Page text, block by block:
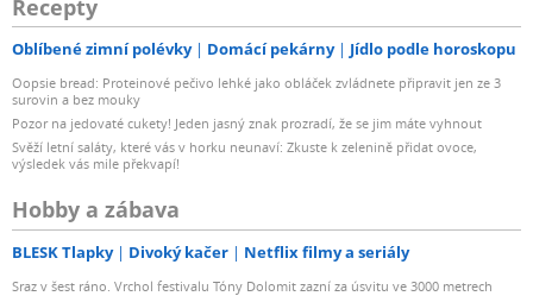
Recepty
Oblíbené zimní polévky Domácí pekárny Jídlo podle horoskopu
Oopsie bread: Proteinové pečivo lehké jako obláček zvládnete připravit jen ze 3
surovin a bez mouky
Pozor na jedovaté cukety! Jeden jasný znak prozradí, že se jim máte vyhnout
Svěží letní saláty, které vás v horku neunaví: Zkuste k zelenině přidat ovoce,
výsledek vás mile překvapí!
Hobby a zábava
BLESK Tlapky Divoký kačer Netflix filmy a seriály
Sraz v šest ráno. Vrchol festivalu Tóny Dolomit zazní za úsvitu ve 3000 metrech